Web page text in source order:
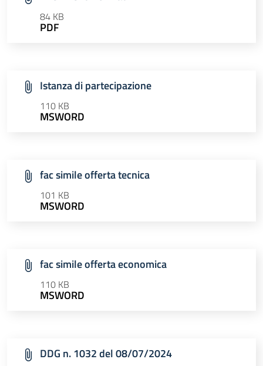
84 KB
PDF
Istanza di partecipazione
110 KB
MSWORD
fac simile offerta tecnica
101 KB
MSWORD
fac simile offerta economica
110 KB
MSWORD
DDG n. 1032 del 08/07/2024